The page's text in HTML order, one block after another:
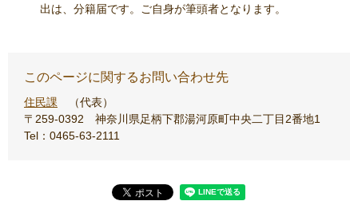
出は、分籍届です。ご自身が筆頭者となります。
このページに関するお問い合わせ先
住民課
代表
〒259-0392
神奈川県足柄下郡湯河原町中央二丁目2番地1
Tel：0465-63-2111